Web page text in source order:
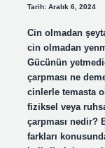
Tarih: Aralık 6, 2024
Cin olmadan
cin olmadan
Gücünün
çarpması ne
cinlerle temasta
fiziksel veya
çarpması nedir?
farkları